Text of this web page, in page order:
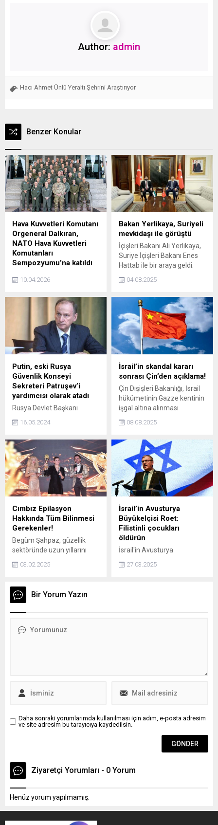
Author: admin
Hacı Ahmet Ünlü Yeraltı Şehrini Araştırıyor
Benzer Konular
Hava Kuvvetleri Komutanı
Orgeneral Dalkıran,
NATO Hava Kuvvetleri
Komutanları
Sempozyumu’na katıldı
Muharip Hava Kuvvetleri
Komutanı Orgeneral Rafet
Müttefik Hava
Komutanlığı’nda
gerçekleştirilen NATO Hava
Kuvvetleri Komutanları
Sempozyumu'na katıldı.
10.04.2026
Bakan Yerlikaya, Suriyeli
mevkidaşı ile görüştü
İçişleri Bakanı Ali Yerlikaya,
Suriye İçişleri Bakanı Enes
Hattab ile bir araya geldi.
04.08.2025
Putin, eski Rusya
Güvenlik Konseyi
Sekreteri Patruşev’i
yardımcısı olarak atadı
Rusya Devlet Başkanı
idaresine yönelik çeşitli
Rusya Güvenlik Konseyi
Sekreteri Nikolay Patruşevi
yardımcısı olarak atadı.
16.05.2024
İsrail’in skandal kararı
sonrası Çin’den açıklama!
Çin Dışişleri Bakanlığı, İsrail
hükümetinin Gazze kentinin
işgal altına alınması
endişe duyduklarını bildirdi.
08.08.2025
Cımbız Epilasyon
Hakkında Tüm Bilinmesi
Gerekenler!
Begüm Şahpaz, güzellik
sektöründe uzun yıllarını
vermiş lisanslı bir güzellik
uzmanı ve usta öğreticidir.
eğitmen olan Şahpaz,
kozmetik ve medikal ürün
anlayışına sahiptir.
03.02.2025
İsrail’in Avusturya
Büyükelçisi Roet:
Filistinli çocukları
öldürün
İsrail'in Avusturya
büyükelçisi gizli kapılar
arkasında yapılan toplantıda
27.03.2025
Bir Yorum Yazın
Daha sonraki yorumlarımda kullanılması için adım, e-posta adresim
ve site adresim bu tarayıcıya kaydedilsin.
Ziyaretçi Yorumları - 0 Yorum
Henüz yorum yapılmamış.